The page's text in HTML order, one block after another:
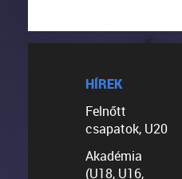
HÍREK
Felnőtt
csapatok, U20
Akadémia
(U18, U16,